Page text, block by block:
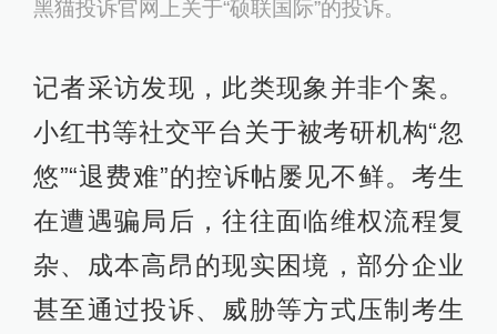
黑猫投诉官网上关于“硕联国际”的投诉。
记者采访发现，此类现象并非个案。
小红书等社交平台关于被考研机构“忽
悠”“退费难”的控诉帖屡见不鲜。考生
在遭遇骗局后，往往面临维权流程复
杂、成本高昂的现实困境，部分企业
甚至通过投诉、威胁等方式压制考生